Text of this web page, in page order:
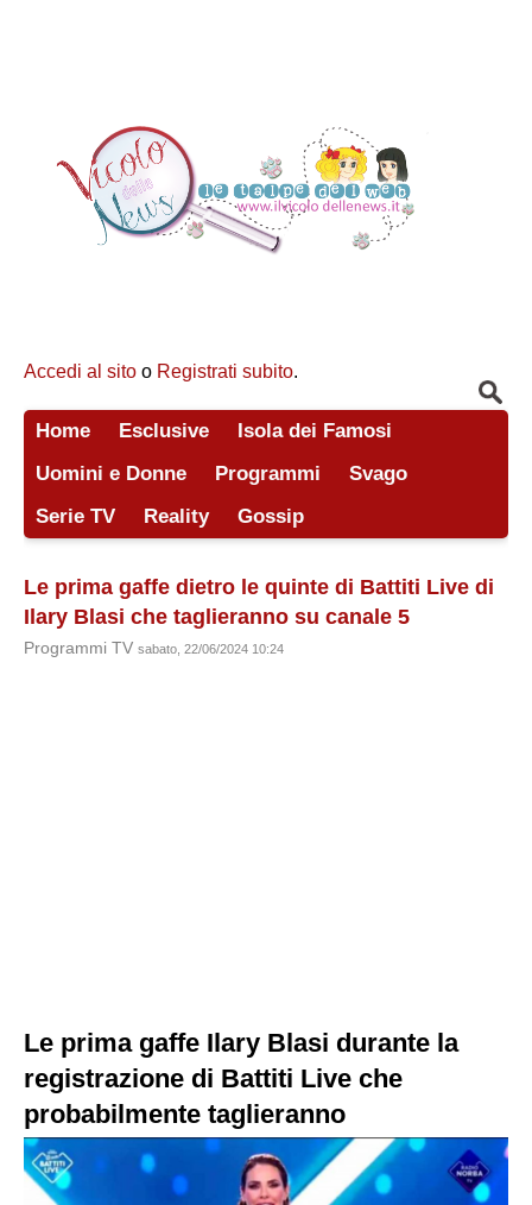
Accedi al sito o Registrati subito.
Home Esclusive
Isola dei Famosi
Uomini e Donne
Programmi
Svago
Serie TV
Reality Gossip
Le prima gaffe dietro le quinte di Battiti Live di
Ilary Blasi che taglieranno su canale 5
Programmi TV sabato, 22/06/2024 10:24
Le prima gaffe Ilary Blasi durante la
registrazione di Battiti Live che
probabilmente taglieranno